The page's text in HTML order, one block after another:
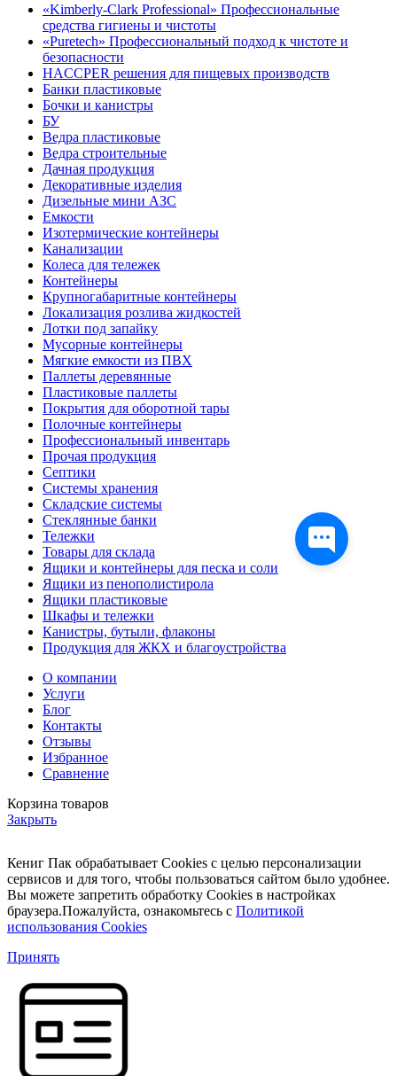
«Kimberly-Clark Professional» Профессиональные
средства гигиены и чистоты
«Puretech» Профессиональный подход к чистоте и
безопасности
HACCPER решения для пищевых производств
Банки пластиковые
Бочки и канистры
БУ
Ведра пластиковые
Ведра строительные
Дачная продукция
Декоративные изделия
Дизельные мини АЗС
Емкости
Изотермические контейнеры
Канализации
Колеса для тележек
Контейнеры
Крупногабаритные контейнеры
Локализация розлива жидкостей
Лотки под запайку
Мусорные контейнеры
Мягкие емкости из ПВХ
Паллеты деревянные
Пластиковые паллеты
Покрытия для оборотной тары
Полочные контейнеры
Профессиональный инвентарь
Прочая продукция
Септики
Системы хранения
Складские системы
Стеклянные банки
Тележки
Товары для склада
Ящики и контейнеры для песка и соли
Ящики из пенополистирола
Ящики пластиковые
Шкафы и тележки
Канистры, бутыли, флаконы
Продукция для ЖКХ и благоустройства
О компании
Услуги
Блог
Контакты
Отзывы
Избранное
Сравнение
Корзина товаров
Закрыть
Кениг Пак обрабатывает Cookies с целью персонализации
сервисов и для того, чтобы пользоваться сайтом было удобнее.
Вы можете запретить обработку Cookies в настройках
браузера.Пожалуйста, ознакомьтесь с Политикой
использования Cookies
Принять